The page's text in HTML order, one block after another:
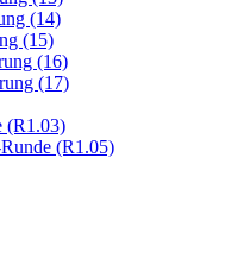
(14)
(15)
(16)
(17)
(R1.03)
(R1.05)